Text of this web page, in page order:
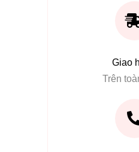
Giao
Trên